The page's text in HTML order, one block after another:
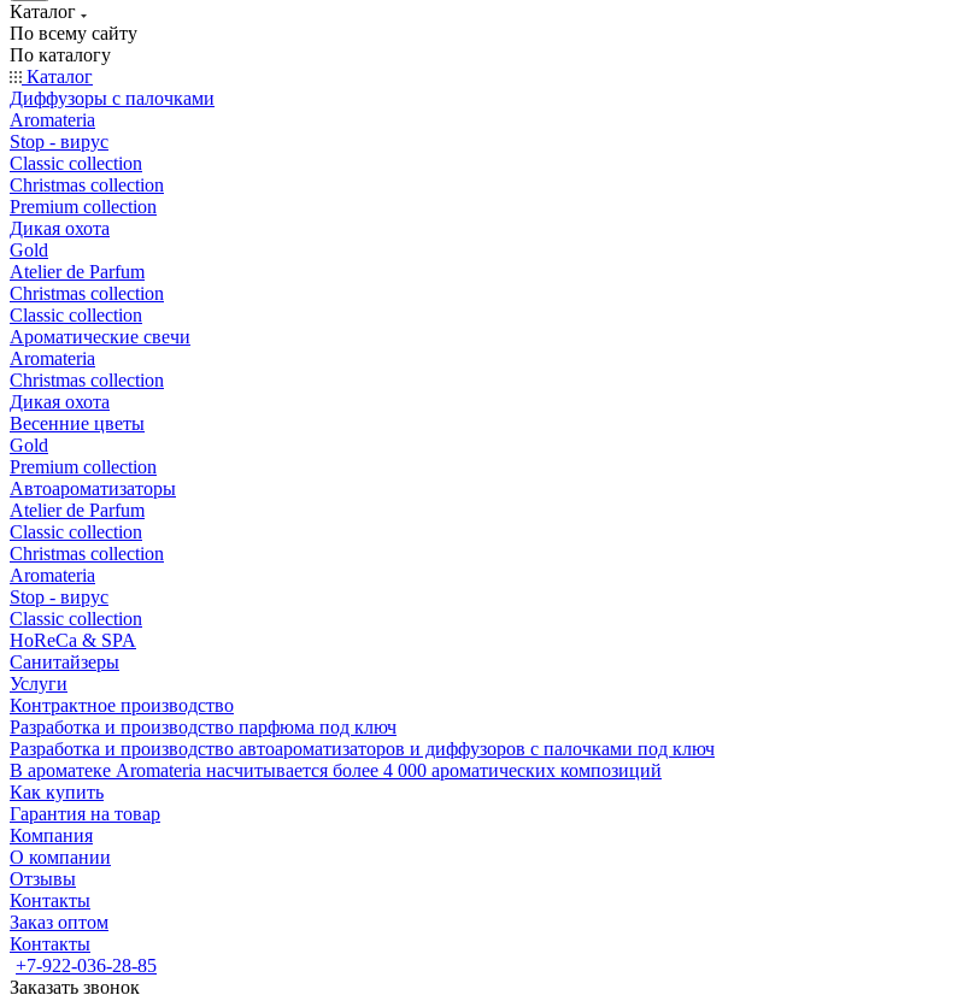
Каталог
По всему сайту
По каталогу
Каталог
Диффузоры с палочками
Aromateria
Stop - вирус
Сlassic collection
Сhristmas collection
Premium collection
Дикая охота
Gold
Atelier de Parfum
Christmas collection
Classic collection
Ароматические свечи
Aromateria
Сhristmas collection
Дикая охота
Весенние цветы
Gold
Premium collection
Автоароматизаторы
Atelier de Parfum
Classic collection
Christmas collection
Aromateria
Stop - вирус
Сlassic collection
HoReCa & SPA
Санитайзеры
Услуги
Контрактное производство
Разработка и производство парфюма под ключ
Разработка и производство автоароматизаторов и диффузоров с палочками под ключ
В ароматеке Aromateria насчитывается более 4 000 ароматических композиций
Как купить
Гарантия на товар
Компания
О компании
Отзывы
Контакты
Заказ оптом
Контакты
+7-922-036-28-85
Заказать звонок